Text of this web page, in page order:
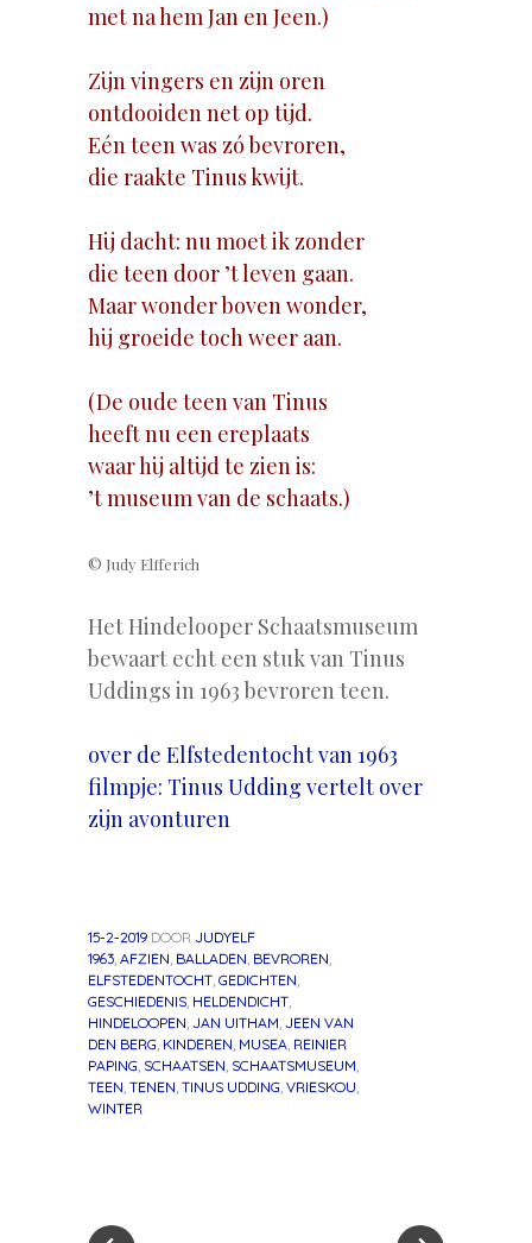
met na hem Jan en Jeen.)
Zijn vingers en zijn oren
ontdooiden net op tijd.
Eén teen was zó bevroren,
die raakte Tinus kwijt.
Hij dacht: nu moet ik zonder
die teen door ’t leven gaan.
Maar wonder boven wonder,
hij groeide toch weer aan.
(De oude teen van Tinus
heeft nu een ereplaats
waar hij altijd te zien is:
’t museum van de schaats.)
© Judy Elfferich
Het Hindelooper Schaatsmuseum
bewaart echt een stuk van Tinus
Uddings in 1963 bevroren teen.
over de Elfstedentocht van 1963
filmpje: Tinus Udding vertelt over
zijn avonturen
15-2-2019 DOOR JUDYELF
1963 AFZIEN BALLADEN BEVROREN
ELFSTEDENTOCHT GEDICHTEN
GESCHIEDENIS HELDENDICHT
HINDELOOPEN JAN UITHAM JEEN VAN
DEN BERG KINDEREN MUSEA REINIER
PAPING SCHAATSEN SCHAATSMUSEUM
TEEN TENEN TINUS UDDING VRIESKOU
WINTER